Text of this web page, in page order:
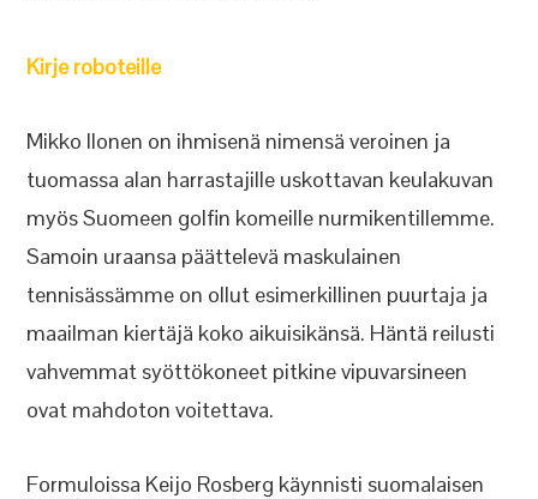
Kirje roboteille
Mikko Ilonen on ihmisenä nimensä veroinen ja
tuomassa alan harrastajille uskottavan keulakuvan
myös Suomeen golfin komeille nurmikentillemme.
Samoin uraansa päättelevä maskulainen
tennisässämme on ollut esimerkillinen puurtaja ja
maailman kiertäjä koko aikuisikänsä. Häntä reilusti
vahvemmat syöttökoneet pitkine vipuvarsineen
ovat mahdoton voitettava.
Formuloissa Keijo Rosberg käynnisti suomalaisen